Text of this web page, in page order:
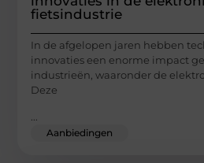
fietsindustrie
In de afgelopen jaren hebben
innovaties een enorme impact
industrieën, waaronder de
Deze
Aanbiedingen